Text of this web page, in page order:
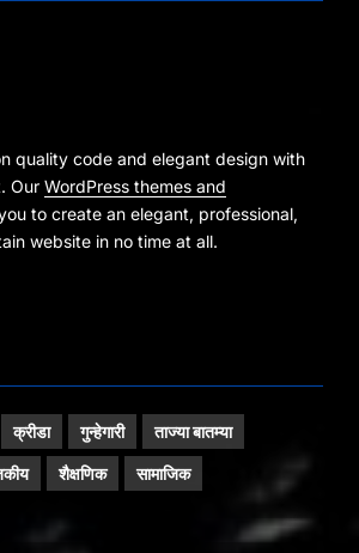
quality code and elegant design with
Our WordPress themes and
to create an elegant, professional,
website in no time at all.
क्रीडा गुन्हेगारी ताज्या बातम्या
शैक्षणिक सामाजिक